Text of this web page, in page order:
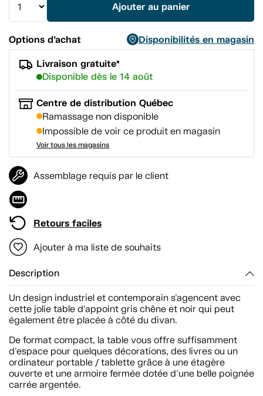
Ajouter au panier
Options d’achat
Disponibilités en magasin
Livraison gratuite*
Disponible dès le 14 août
Centre de distribution Québec
Ramassage non disponible
Impossible de voir ce produit en magasin
Voir tous les magasins
Assemblage requis par le client
Retours faciles
Ajouter à ma liste de souhaits
Description
Un design industriel et contemporain s'agencent avec
cette jolie table d'appoint gris chêne et noir qui peut
également être placée à côté du divan.
De format compact, la table vous offre suffisamment
d'espace pour quelques décorations, des livres ou un
ordinateur portable / tablette grâce à une étagère
ouverte et une armoire fermée dotée d'une belle poignée
carrée argentée.